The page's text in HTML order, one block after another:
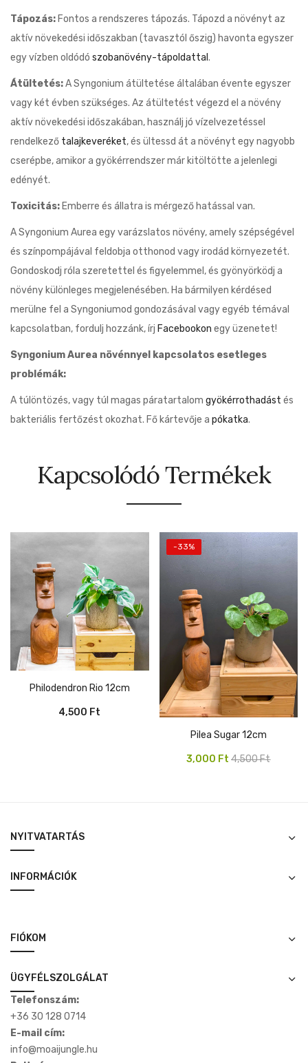
Tápozás: Fontos a rendszeres tápozás. Tápozd a növényt az
aktív növekedési időszakban (tavasztól őszig) havonta egyszer
egy vízben oldódó szobanövény-tápoldattal .
Átültetés:A Syngonium átültetése általában évente egyszer
vagy két évben szükséges. Az átültetést végezd el a növény
aktív növekedési időszakában, használj jó vízelvezetéssel
rendelkező talajkeveréket, és ültessd át a növényt egy nagyobb
cserépbe, amikor a gyökérrendszer már kitöltötte a jelenlegi
edényét.
Toxicitás: Emberre és állatra is mérgező hatással van.
A Syngonium Aurea egy varázslatos növény, amely szépségével
és színpompájával feldobja otthonod vagy irodád környezetét.
Gondoskodj róla szeretettel és figyelemmel, és gyönyörködj a
növény különleges megjelenésében. Ha bármilyen kérdésed
merülne fel a Syngoniumod gondozásával vagy egyéb témával
kapcsolatban, fordulj hozzánk, írj Facebookon egy üzenetet!
Syngonium Aurea növénnyel kapcsolatos esetleges
problémák:
A túlöntözés, vagy túl magas páratartalom gyökérrothadást és
bakteriális fertőzést okozhat. Fő kártevője a pókatka.
Kapcsolódó Termékek
Philodendron Rio 12cm
4,500 Ft
-33%
Pilea Sugar 12cm
4,500Ft
Original
3,000 FtCurrent
NYITVATARTÁS
INFORMÁCIÓK
FIÓKOM
ÜGYFÉLSZOLGÁLAT
Telefonszám:
+36 30 128 0714
E-mail cím:
info@moaijungle.hu